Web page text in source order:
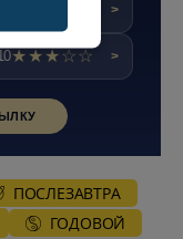
>
★★★☆☆ >
ПОСЛЕЗАВТРА
ГОДОВОЙ